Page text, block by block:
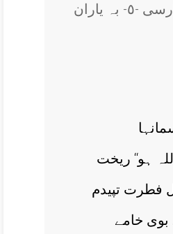
ارمغان حجاز فارسی -٥- بہ یاران
ہو‘‘ ریخت
فطرت تپیدم
بوی خامے